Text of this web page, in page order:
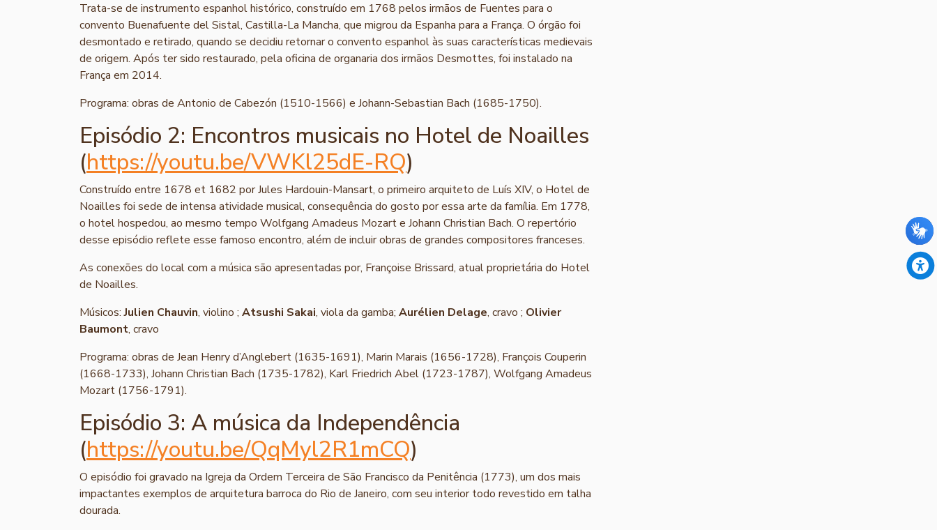
Trata-se de instrumento espanhol histórico, construído em 1768 pelos irmãos de Fuentes para o
convento Buenafuente del Sistal, Castilla-La Mancha, que migrou da Espanha para a França. O órgão foi
desmontado e retirado, quando se decidiu retornar o convento espanhol às suas características medievais
de origem. Após ter sido restaurado, pela oficina de organaria dos irmãos Desmottes, foi instalado na
França em 2014.
Programa: obras de Antonio de Cabezón (1510-1566) e Johann-Sebastian Bach (1685-1750).
Episódio 2: Encontros musicais no Hotel de Noailles
(https://youtu.be/VWKl25dE-RQ)
Construído entre 1678 et 1682 por Jules Hardouin-Mansart, o primeiro arquiteto de Luís XIV, o Hotel de
Noailles foi sede de intensa atividade musical, consequência do gosto por essa arte da família. Em 1778,
o hotel hospedou, ao mesmo tempo Wolfgang Amadeus Mozart e Johann Christian Bach. O repertório
desse episódio reflete esse famoso encontro, além de incluir obras de grandes compositores franceses.
As conexões do local com a música são apresentadas por, Françoise Brissard, atual proprietária do Hotel
de Noailles.
Músicos:Julien Chauvin, violino ; Atsushi Sakai, viola da gamba; Aurélien Delage, cravo ; Olivier
Baumont, cravo
Programa: obras de Jean Henry d’Anglebert (1635-1691), Marin Marais (1656-1728), François Couperin
(1668-1733), Johann Christian Bach (1735-1782), Karl Friedrich Abel (1723-1787), Wolfgang Amadeus
Mozart (1756-1791).
Episódio 3: A música da Independência
(https://youtu.be/QqMyl2R1mCQ)
O episódio foi gravado na Igreja da Ordem Terceira de São Francisco da Penitência (1773), um dos mais
impactantes exemplos de arquitetura barroca do Rio de Janeiro, com seu interior todo revestido em talha
dourada.